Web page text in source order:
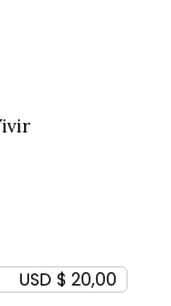
USD $ 20,00